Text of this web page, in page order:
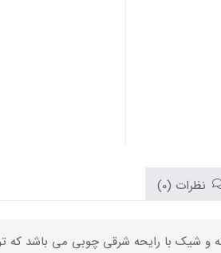
نظرات (0)